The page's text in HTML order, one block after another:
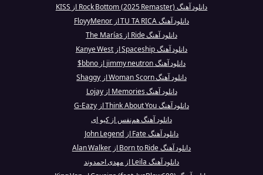
دانلود آهنگ Rock Bottom (2025 Remaster) از KISS
دانلود آهنگ TU TA RICA از FloyyMenor
دانلود آهنگ Ride از The Marías
دانلود آهنگ Spaceship از Kanye West
دانلود آهنگ jimmy neutron از bbno$
دانلود آهنگ Woman Scorn از Shaggy
دانلود آهنگ Memories از Lojay
دانلود آهنگ Think About You از G-Eazy
دانلود آهنگ هم‌نفس از کیو ای
دانلود آهنگ Fate از John Legend
دانلود آهنگ Born to Ride از Alan Walker
دانلود آهنگ Leila از مهدی احمدوند